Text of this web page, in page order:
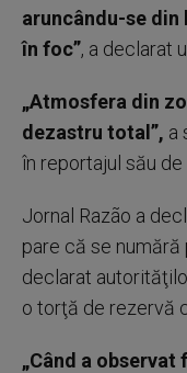
aruncându-se
în foc”, a declarat
„Atmosfera din
dezastru total”, a
în reportajul său
Jornal Razão a
pare că se
declarat
o torţă de rezervă
„Când a